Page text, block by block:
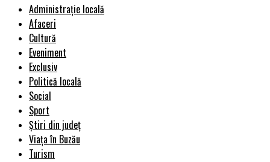
Administrație locală
Afaceri
Cultură
Eveniment
Exclusiv
Politică locală
Social
Sport
Știri din județ
Viața în Buzău
Turism